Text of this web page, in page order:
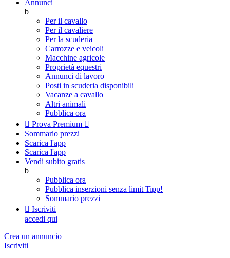
Annunci
b
Per il cavallo
Per il cavaliere
Per la scuderia
Carrozze e veicoli
Macchine agricole
Proprietà equestri
Annunci di lavoro
Posti in scuderia disponibili
Vacanze a cavallo
Altri animali
Pubblica ora
 Prova Premium 
Sommario prezzi
Scarica l'app
Scarica l'app
Vendi subito gratis
b
Pubblica ora
Pubblica inserzioni senza limit Tipp!
Sommario prezzi
 Iscriviti
accedi qui
Crea un annuncio
Iscriviti